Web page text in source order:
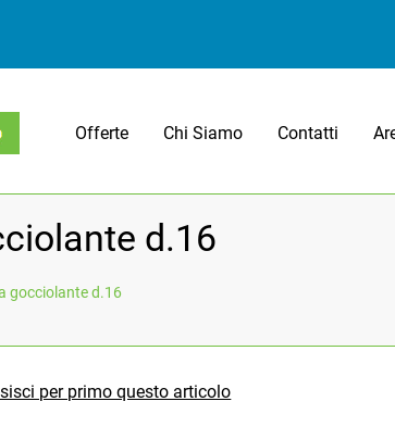
Offerte Chi Siamo Contatti
d.16
gocciolante d.16
per primo questo articolo